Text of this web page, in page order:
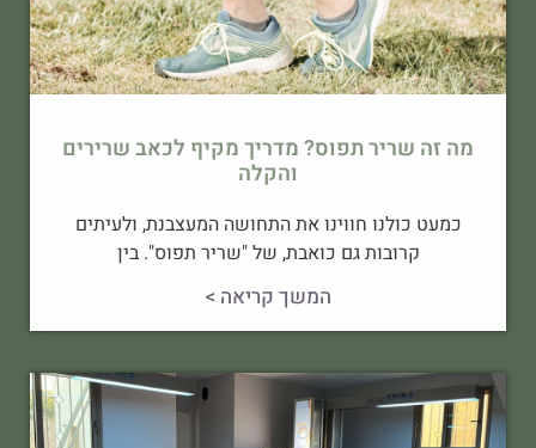
מה זה שריר תפוס? מדריך מקיף לכאב שרירים
והקלה
כמעט כולנו חווינו את התחושה המעצבנת, ולעיתים
קרובות גם כואבת, של "שריר תפוס". בין
המשך קריאה >